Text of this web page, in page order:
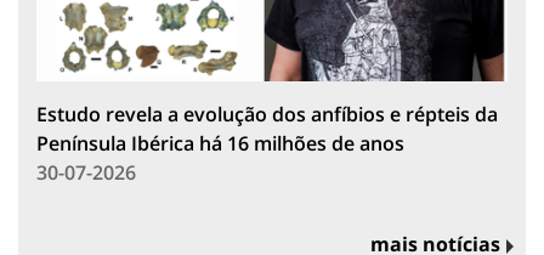
Estudo revela a evolução dos anfíbios e répteis da
Península Ibérica há 16 milhões de anos
30-07-2026
mais notícias